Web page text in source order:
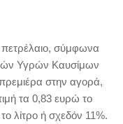
πετρέλαιο, σύμφωνα
Υγρών Καυσίμων
στην αγορά,
τα 0,83 ευρώ το
λίτρο ή σχεδόν 11%.